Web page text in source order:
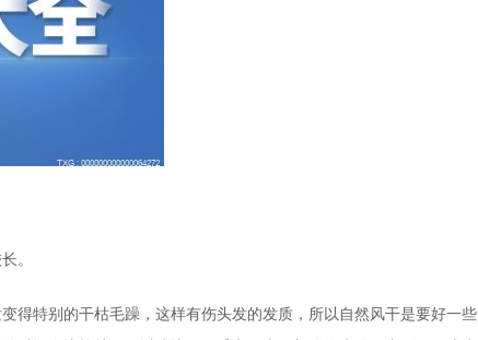
。
得特别的干枯毛躁，这样有伤头发的发质，所以自然风干是要好一些